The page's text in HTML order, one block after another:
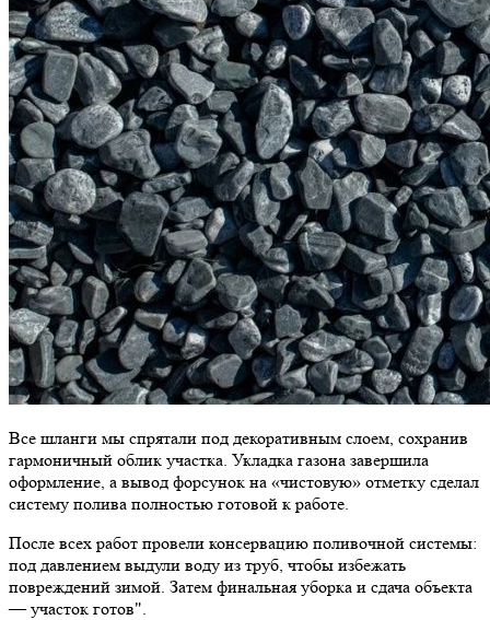
Все шланги мы спрятали под декоративным слоем, сохранив
гармоничный облик участка. Укладка газона завершила
оформление, а вывод форсунок на «чистовую» отметку сделал
систему полива полностью готовой к работе.
После всех работ провели консервацию поливочной системы:
под давлением выдули воду из труб, чтобы избежать
повреждений зимой. Затем финальная уборка и сдача объекта
— участок готов".